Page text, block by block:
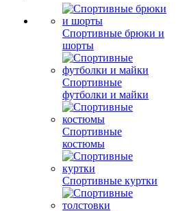
Спортивные брюки и
шорты
Спортивные
футболки и майки
Спортивные
костюмы
Спортивные куртки